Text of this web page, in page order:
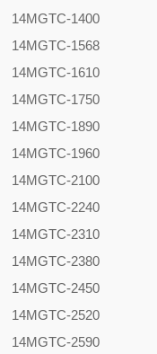
14MGTC-1400
14MGTC-1568
14MGTC-1610
14MGTC-1750
14MGTC-1890
14MGTC-1960
14MGTC-2100
14MGTC-2240
14MGTC-2310
14MGTC-2380
14MGTC-2450
14MGTC-2520
14MGTC-2590